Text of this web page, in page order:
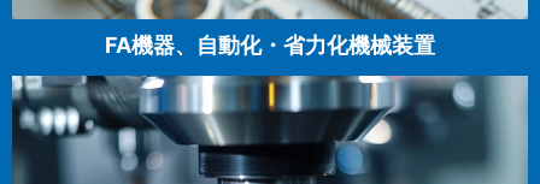
FA機器、自動化・省力化機械装置